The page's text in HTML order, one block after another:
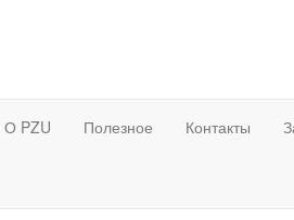
О PZU Полезное Контакты